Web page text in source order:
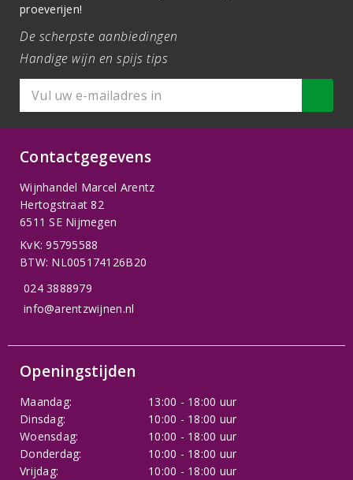
proeverijen!
De scherpste aanbiedingen
Handige wijn en spijs tips
Contactgegevens
Wijnhandel Marcel Arentz
Hertogstraat 82
6511 SE Nijmegen
KvK: 95795588
BTW: NL005174126B20
024 3888979
info@arentzwijnen.nl
Openingstijden
Maandag:
13:00 - 18:00 uur
Dinsdag:
10:00 - 18:00 uur
Woensdag:
10:00 - 18:00 uur
Donderdag:
10:00 - 18:00 uur
Vrijdag:
10:00 - 18:00 uur